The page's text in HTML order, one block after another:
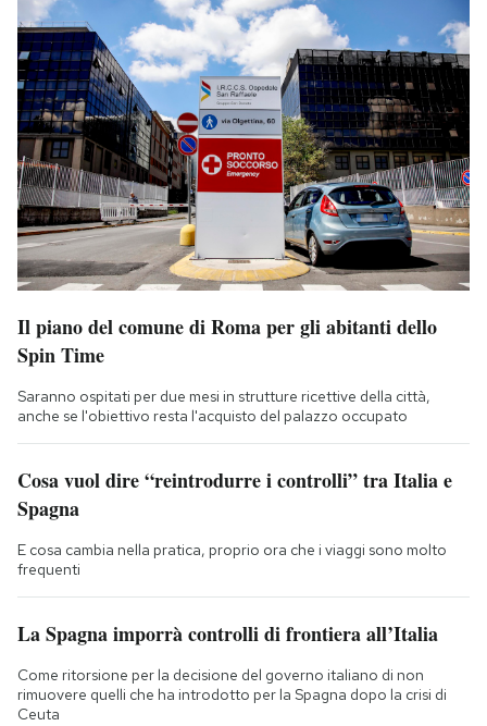
Il piano del comune di Roma per gli abitanti dello
Spin Time
Saranno ospitati per due mesi in strutture ricettive della città,
anche se l'obiettivo resta l'acquisto del palazzo occupato
Cosa vuol dire “reintrodurre i controlli” tra Italia e
Spagna
E cosa cambia nella pratica, proprio ora che i viaggi sono molto
frequenti
La Spagna imporrà controlli di frontiera all’Italia
Come ritorsione per la decisione del governo italiano di non
rimuovere quelli che ha introdotto per la Spagna dopo la crisi di
Ceuta